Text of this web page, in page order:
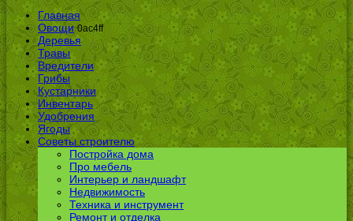
Главная
Овощи 0ac4ff
Деревья
Травы
Вредители
Грибы
Кустарники
Инвентарь
Удобрения
Ягоды
Советы строителю
Постройка дома
Про мебель
Интерьер и ландшафт
Недвижимость
Техника и инструмент
Ремонт и отделка